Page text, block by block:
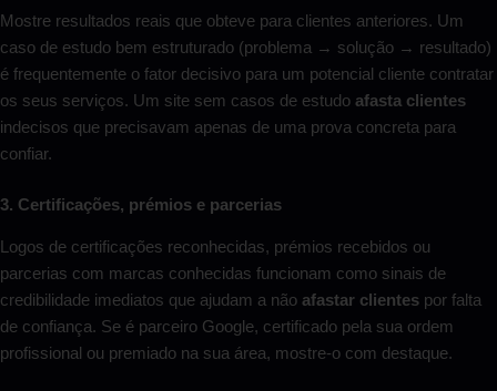
Mostre resultados reais que obteve para clientes anteriores. Um
caso de estudo bem estruturado (problema → solução → resultado)
é frequentemente o fator decisivo para um potencial cliente contratar
os seus serviços. Um site sem casos de estudo afasta clientes
indecisos que precisavam apenas de uma prova concreta para
confiar.
3. Certificações, prémios e parcerias
Logos de certificações reconhecidas, prémios recebidos ou
parcerias com marcas conhecidas funcionam como sinais de
credibilidade imediatos que ajudam a não afastar clientes por falta
de confiança. Se é parceiro Google, certificado pela sua ordem
profissional ou premiado na sua área, mostre-o com destaque.